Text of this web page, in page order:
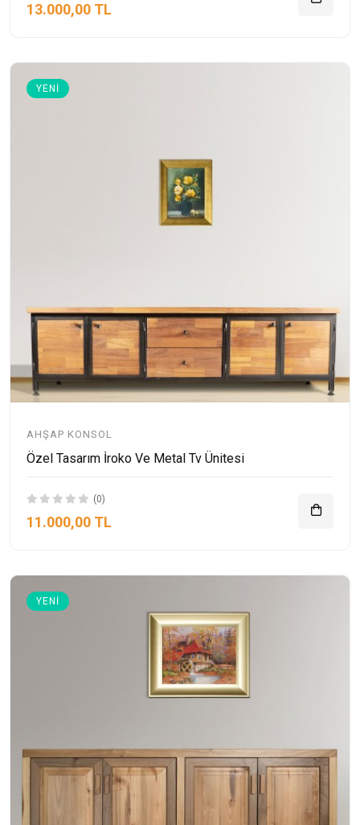
13.000,00 TL
YENI
AHŞAP KONSOL
Özel Tasarım İroko Ve Metal Tv Ünitesi
(0)
11.000,00 TL
YENI